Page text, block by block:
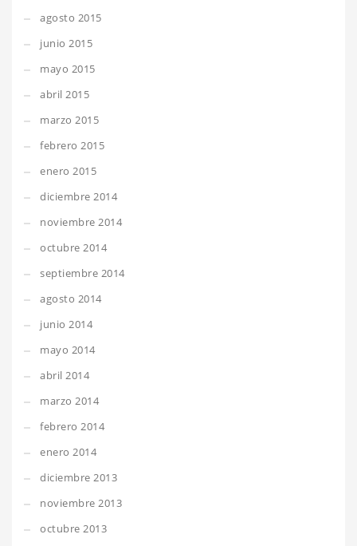
agosto 2015
junio 2015
mayo 2015
abril 2015
marzo 2015
febrero 2015
enero 2015
diciembre 2014
noviembre 2014
octubre 2014
septiembre 2014
agosto 2014
junio 2014
mayo 2014
abril 2014
marzo 2014
febrero 2014
enero 2014
diciembre 2013
noviembre 2013
octubre 2013